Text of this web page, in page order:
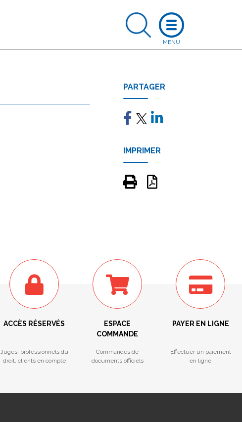
PARTAGER
IMPRIMER
ACCÈS RÉSERVÉS
Juges, professionnels du
droit, clients en compte
ESPACE
COMMANDE
Commandes de
documents officiels
PAYER EN LIGNE
Effectuer un paiement
en ligne